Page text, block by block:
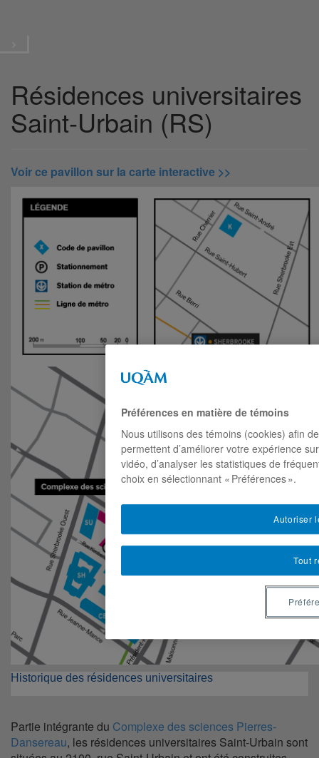
Résidences universitaires
Saint-Urbain (RS)
Voir ce pavillon sur la carte interactive >>
Historique des résidences universitaires
Partie intégrante du Complexe des sciences Pierres-
Dansereau, les résidences universitaires Saint-Urbain sont
Préférences en matière de témoins
Nous utilisons des témoins (cookies) afin
permettent d’améliorer votre expérience
vidéo, d’analyser les statistiques de
choix en sélectionnant « Préférences ».
Tout
Autoriser